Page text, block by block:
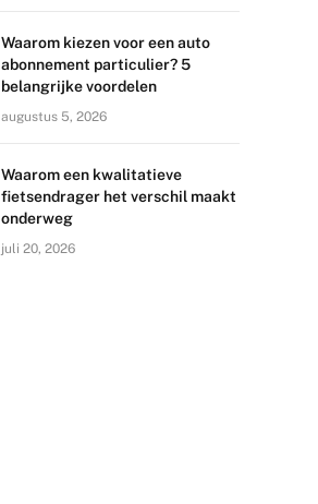
Waarom kiezen voor een auto
abonnement particulier? 5
belangrijke voordelen
augustus 5, 2026
Waarom een kwalitatieve
fietsendrager het verschil maakt
onderweg
juli 20, 2026